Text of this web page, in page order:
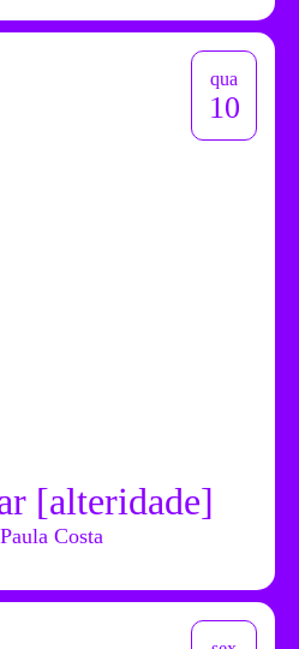
qua
10
[alteridade]
Costa